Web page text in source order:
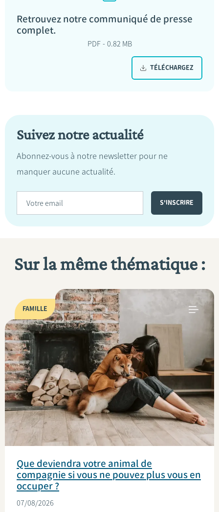
Retrouvez notre communiqué de presse
complet.
PDF 0.82 MB
TÉLÉCHARGEZ
Suivez notre actualité
Abonnez-vous à notre newsletter pour ne
manquer aucune actualité.
Sur la même thématique :
FAMILLE
Que deviendra votre animal de
compagnie si vous ne pouvez plus vous en
occuper ?
07/08/2026